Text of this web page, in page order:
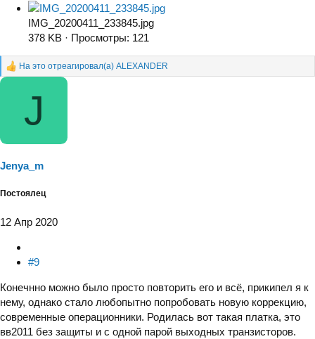
IMG_20200411_233845.jpg
378 KB · Просмотры: 121
Р
На это отреагировал(а) ALEXANDER
J
Jenya_m
Постоялец
12 Апр 2020
#9
Конечнно можно было просто повторить его и всё, прикипел я к
нему, однако стало любопытно попробовать новую коррекцию,
современные операционники. Родилась вот такая платка, это
вв2011 без защиты и с одной парой выходных транзисторов.